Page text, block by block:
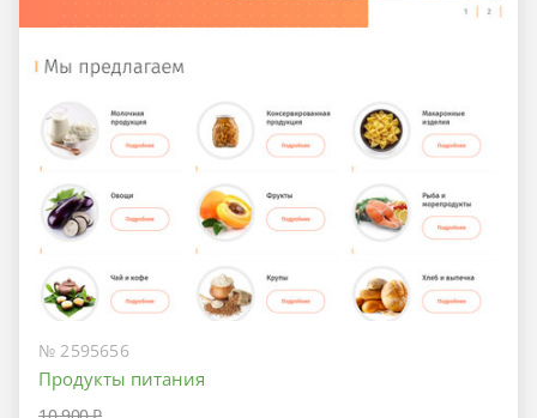
№ 2595656
Продукты питания